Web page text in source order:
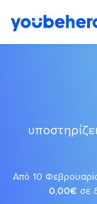
Από 10
0,00€ σε